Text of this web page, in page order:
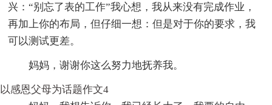
兴：“别忘了表的工作”我心想，我从来没有完成作业，
再加上你的布局，但仔细一想：但是对于你的要求，我
可以测试更差。
妈妈，谢谢你这么努力地抚养我。
以感恩父母为话题作文4